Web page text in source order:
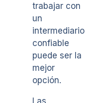
trabajar con
un
intermediario
confiable
puede ser la
mejor
opción.
Las